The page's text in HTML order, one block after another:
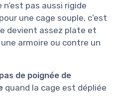
pas aussi rigide
une cage souple, c’est
devient assez plate et
armoire ou contre un
pas de poignée de
quand la cage est dépliée